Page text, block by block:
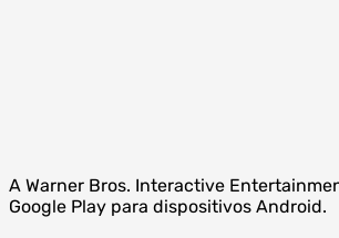
A Warner Bros. Interactive
Google Play para dispositivos Android.